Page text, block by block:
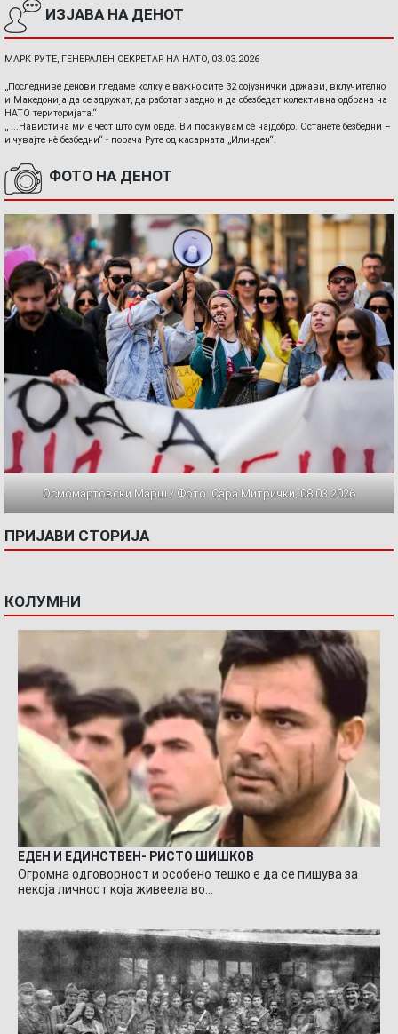
ИЗЈАВА НА ДЕНОТ
МАРК РУТЕ, ГЕНЕРАЛЕН СЕКРЕТАР НА НАТО, 03.03.2026
„Последниве денови гледаме колку е важно сите 32 сојузнички држави, вклучително
и Македонија да се здружат, да работат заедно и да обезбедат колективна одбрана на
НАТО територијата.“
„ ...Навистина ми е чест што сум овде. Ви посакувам сè најдобро. Останете безбедни –
и чувајте нè безбедни“ - порача Руте од касарната „Илинден“.
ФОТО НА ДЕНОТ
Осмомартовски Марш / Фото: Сара Митрички, 08.03.2026
ПРИЈАВИ СТОРИЈА
КОЛУМНИ
ЕДЕН И ЕДИНСТВЕН- РИСТО ШИШКОВ
Огромна одговорност и особено тешко е да се пишува за
некоја личност која живеела во…